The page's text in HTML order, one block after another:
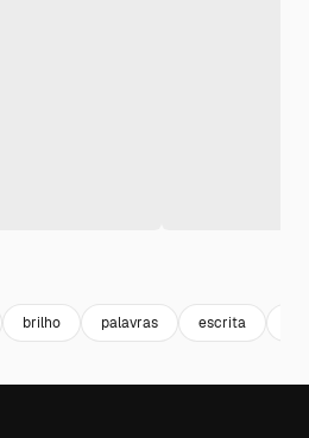
brilho palavras escrita